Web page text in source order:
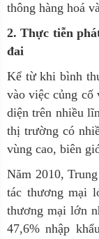
thông hàng hoá
2. Thực tiễn
đai
Kể từ khi bình
vào việc củng cố
diện trên nhiều
thị trường có
vùng cao, biên
Năm 2010,
tác thương mại
thương mại lớn
47,6% nhập